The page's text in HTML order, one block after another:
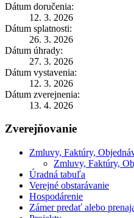
Dátum doručenia:
12. 3. 2026
Dátum splatnosti:
26. 3. 2026
Dátum úhrady:
27. 3. 2026
Dátum vystavenia:
12. 3. 2026
Dátum zverejnenia:
13. 4. 2026
Zverejňovanie
Zmluvy, Faktúry,
Zmluvy, Faktúry,
Úradná tabuľa
Verejné obstarávanie
Hospodárenie
Zámer predať alebo